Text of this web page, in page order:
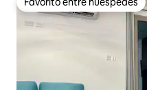
Favorito entre huéspedes